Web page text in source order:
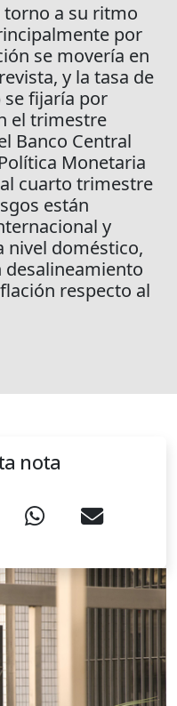
torno a su ritmo
por
se movería en
y la tasa de
se fijaría por
el trimestre
Banco Central
Monetaria
cuarto trimestre
están
y
nivel doméstico,
desalineamiento
respecto al
nota